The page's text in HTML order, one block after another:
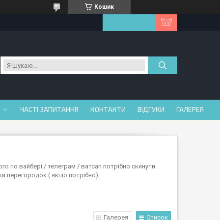
Кошик
ЧАСТІ ЗАПИТАННЯ КОНТАКТИ ВІДГУКИ ГАЛЕРЕЯ
по вайбері / телеграм / ватсап потрібно скинути
перегородок ( якщо потрібно).
Галерея Список